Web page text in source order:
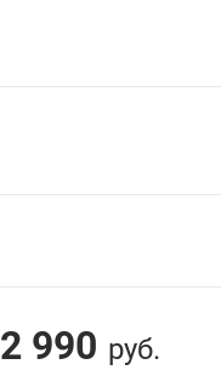
2 990 руб.